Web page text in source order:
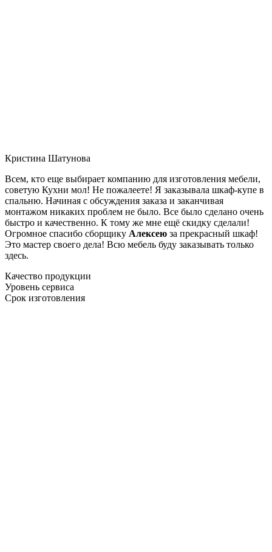
Кристина Шатунова
Всем, кто еще выбирает компанию для изготовления мебели,
советую Кухни мол! Не пожалеете! Я заказывала шкаф-купе в
спальню. Начиная с обсуждения заказа и заканчивая
монтажом никаких проблем не было. Все было сделано очень
быстро и качественно. К тому же мне ещё скидку сделали!
Огромное спасибо сборщику Алексею за прекрасный шкаф!
Это мастер своего дела! Всю мебель буду заказывать только
здесь.
Качество продукции
Уровень сервиса
Срок изготовления